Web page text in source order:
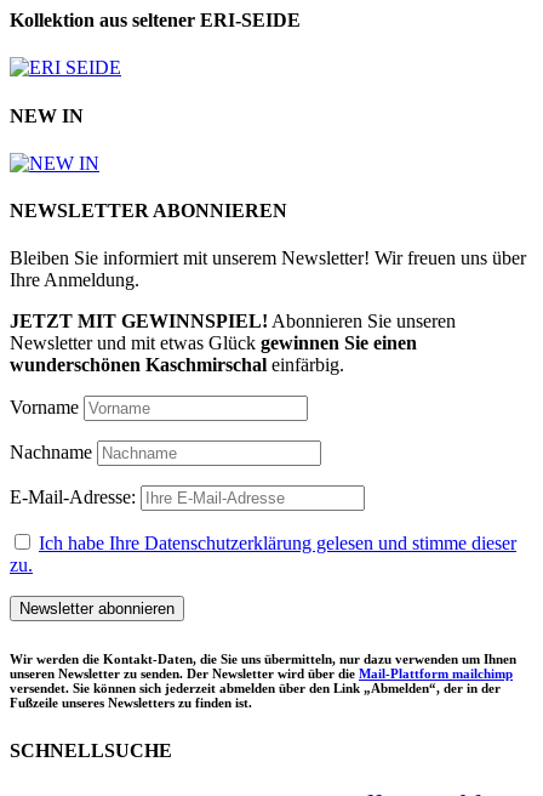
Kollektion aus seltener ERI-SEIDE
NEW IN
NEWSLETTER ABONNIEREN
Bleiben Sie informiert mit unserem Newsletter! Wir freuen uns über
Ihre Anmeldung.
JETZT MIT GEWINNSPIEL! Abonnieren Sie unseren
Newsletter und mit etwas Glück gewinnen Sie einen
wunderschönen Kaschmirschal einfärbig.
Vorname
Nachname
E-Mail-Adresse:
Ich habe Ihre Datenschutzerklärung gelesen und stimme dieser
zu.
Wir werden die Kontakt-Daten, die Sie uns übermitteln, nur dazu verwenden um Ihnen
unseren Newsletter zu senden. Der Newsletter wird über die Mail-Plattform mailchimp
versendet. Sie können sich jederzeit abmelden über den Link „Abmelden“, der in der
Fußzeile unseres Newsletters zu finden ist.
SCHNELLSUCHE